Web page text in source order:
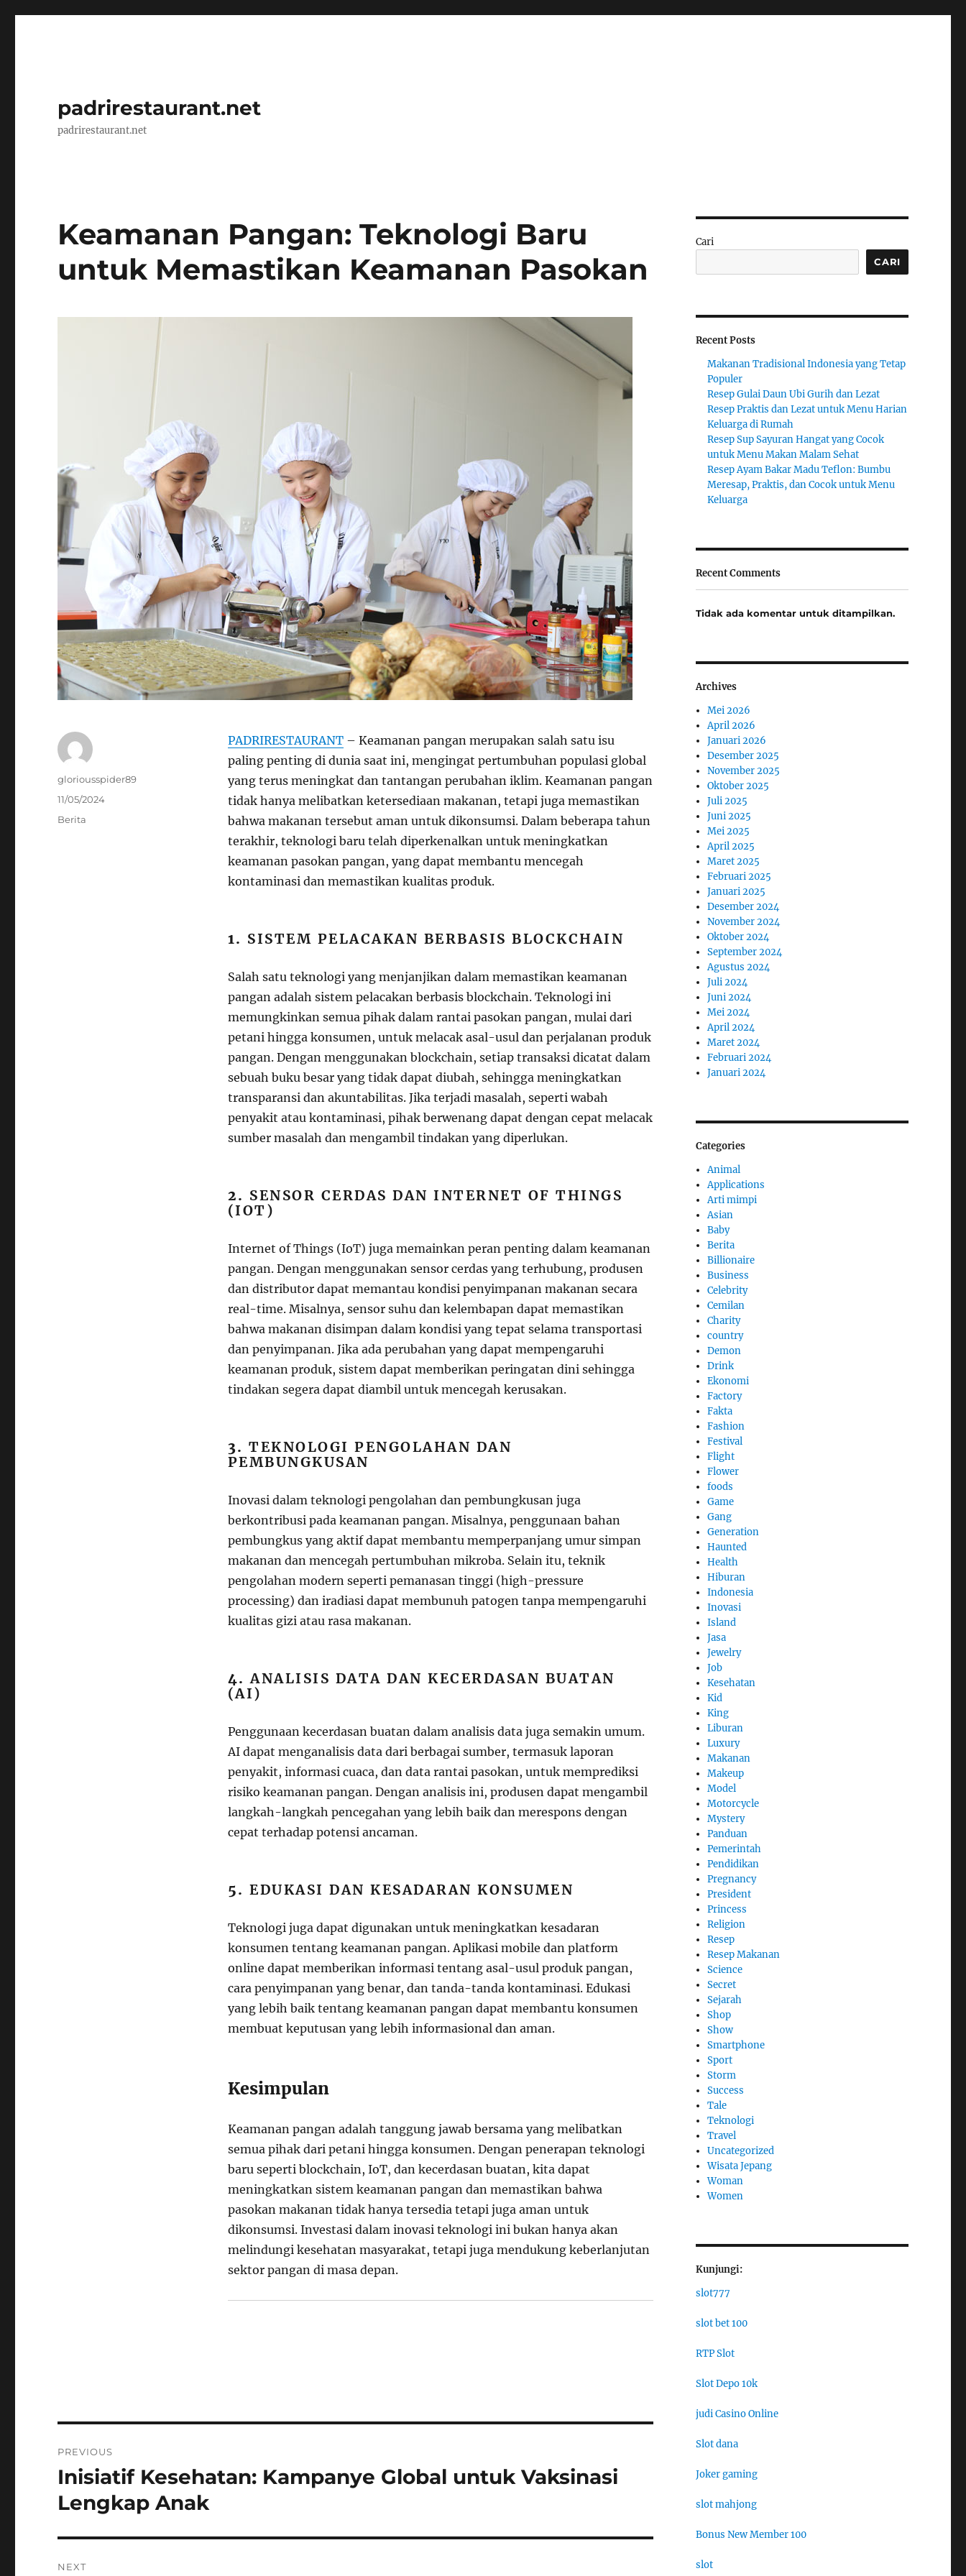
padrirestaurant.net
padrirestaurant.net
Keamanan Pangan: Teknologi Baru
untuk Memastikan Keamanan Pasokan
PADRIRESTAURANT– Keamanan pangan merupakan salah satu isu
paling penting di dunia saat ini, mengingat pertumbuhan populasi global
yang terus meningkat dan tantangan perubahan iklim. Keamanan pangan
tidak hanya melibatkan ketersediaan makanan, tetapi juga memastikan
bahwa makanan tersebut aman untuk dikonsumsi. Dalam beberapa tahun
terakhir, teknologi baru telah diperkenalkan untuk meningkatkan
keamanan pasokan pangan, yang dapat membantu mencegah
kontaminasi dan memastikan kualitas produk.
1. SISTEM PELACAKAN BERBASIS BLOCKCHAIN
Salah satu teknologi yang menjanjikan dalam memastikan keamanan
pangan adalah sistem pelacakan berbasis blockchain. Teknologi ini
memungkinkan semua pihak dalam rantai pasokan pangan, mulai dari
petani hingga konsumen, untuk melacak asal-usul dan perjalanan produk
pangan. Dengan menggunakan blockchain, setiap transaksi dicatat dalam
sebuah buku besar yang tidak dapat diubah, sehingga meningkatkan
transparansi dan akuntabilitas. Jika terjadi masalah, seperti wabah
penyakit atau kontaminasi, pihak berwenang dapat dengan cepat melacak
sumber masalah dan mengambil tindakan yang diperlukan.
2. SENSOR CERDAS DAN INTERNET OF THINGS
(IOT)
Internet of Things (IoT) juga memainkan peran penting dalam keamanan
pangan. Dengan menggunakan sensor cerdas yang terhubung, produsen
dan distributor dapat memantau kondisi penyimpanan makanan secara
real-time. Misalnya, sensor suhu dan kelembapan dapat memastikan
bahwa makanan disimpan dalam kondisi yang tepat selama transportasi
dan penyimpanan. Jika ada perubahan yang dapat mempengaruhi
keamanan produk, sistem dapat memberikan peringatan dini sehingga
tindakan segera dapat diambil untuk mencegah kerusakan.
3.TEKNOLOGI PENGOLAHAN DAN
PEMBUNGKUSAN
Inovasi dalam teknologi pengolahan dan pembungkusan juga
berkontribusi pada keamanan pangan. Misalnya, penggunaan bahan
pembungkus yang aktif dapat membantu memperpanjang umur simpan
makanan dan mencegah pertumbuhan mikroba. Selain itu, teknik
pengolahan modern seperti pemanasan tinggi (high-pressure
processing) dan iradiasi dapat membunuh patogen tanpa mempengaruhi
kualitas gizi atau rasa makanan.
4.ANALISIS DATA DAN KECERDASAN BUATAN
(AI)
Penggunaan kecerdasan buatan dalam analisis data juga semakin umum.
AI dapat menganalisis data dari berbagai sumber, termasuk laporan
penyakit, informasi cuaca, dan data rantai pasokan, untuk memprediksi
risiko keamanan pangan. Dengan analisis ini, produsen dapat mengambil
langkah-langkah pencegahan yang lebih baik dan merespons dengan
cepat terhadap potensi ancaman.
5.EDUKASI DAN KESADARAN KONSUMEN
Teknologi juga dapat digunakan untuk meningkatkan kesadaran
konsumen tentang keamanan pangan. Aplikasi mobile dan platform
online dapat memberikan informasi tentang asal-usul produk pangan,
cara penyimpanan yang benar, dan tanda-tanda kontaminasi. Edukasi
yang lebih baik tentang keamanan pangan dapat membantu konsumen
membuat keputusan yang lebih informasional dan aman.
Kesimpulan
Keamanan pangan adalah tanggung jawab bersama yang melibatkan
semua pihak dari petani hingga konsumen. Dengan penerapan teknologi
baru seperti blockchain, IoT, dan kecerdasan buatan, kita dapat
meningkatkan sistem keamanan pangan dan memastikan bahwa
pasokan makanan tidak hanya tersedia tetapi juga aman untuk
dikonsumsi. Investasi dalam inovasi teknologi ini bukan hanya akan
melindungi kesehatan masyarakat, tetapi juga mendukung keberlanjutan
sektor pangan di masa depan.
Author
gloriousspider89
Posted
11/05/2024
Categories
Berita
pos
PREVIOUS
Previous
post:
Inisiatif Kesehatan: Kampanye Global untuk Vaksinasi
Lengkap Anak
NEXT
Cari
CARI
Recent Posts
Makanan Tradisional Indonesia yang Tetap
Populer
Resep Gulai Daun Ubi Gurih dan Lezat
Resep Praktis dan Lezat untuk Menu Harian
Keluarga di Rumah
Resep Sup Sayuran Hangat yang Cocok
untuk Menu Makan Malam Sehat
Resep Ayam Bakar Madu Teflon: Bumbu
Meresap, Praktis, dan Cocok untuk Menu
Keluarga
Recent Comments
Tidak ada komentar untuk ditampilkan.
Archives
Mei 2026
April 2026
Januari 2026
Desember 2025
November 2025
Oktober 2025
Juli 2025
Juni 2025
Mei 2025
April 2025
Maret 2025
Februari 2025
Januari 2025
Desember 2024
November 2024
Oktober 2024
September 2024
Agustus 2024
Juli 2024
Juni 2024
Mei 2024
April 2024
Maret 2024
Februari 2024
Januari 2024
Categories
Animal
Applications
Arti mimpi
Asian
Baby
Berita
Billionaire
Business
Celebrity
Cemilan
Charity
country
Demon
Drink
Ekonomi
Factory
Fakta
Fashion
Festival
Flight
Flower
foods
Game
Gang
Generation
Haunted
Health
Hiburan
Indonesia
Inovasi
Island
Jasa
Jewelry
Job
Kesehatan
Kid
King
Liburan
Luxury
Makanan
Makeup
Model
Motorcycle
Mystery
Panduan
Pemerintah
Pendidikan
Pregnancy
President
Princess
Religion
Resep
Resep Makanan
Science
Secret
Sejarah
Shop
Show
Smartphone
Sport
Storm
Success
Tale
Teknologi
Travel
Uncategorized
Wisata Jepang
Woman
Women
Kunjungi:
slot777
slot bet 100
RTP Slot
Slot Depo 10k
judi Casino Online
Slot dana
Joker gaming
slot mahjong
Bonus New Member 100
slot